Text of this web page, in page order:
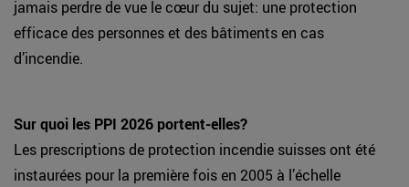
jamais perdre de vue le cœur du sujet: une protection
efficace des personnes et des bâtiments en cas
d’incendie.
Sur quoi les PPI 2026 portent-elles?
Les prescriptions de protection incendie suisses ont été
instaurées pour la première fois en 2005 à l’échelle